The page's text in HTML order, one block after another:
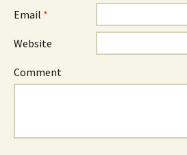
Email *
Website
Comment